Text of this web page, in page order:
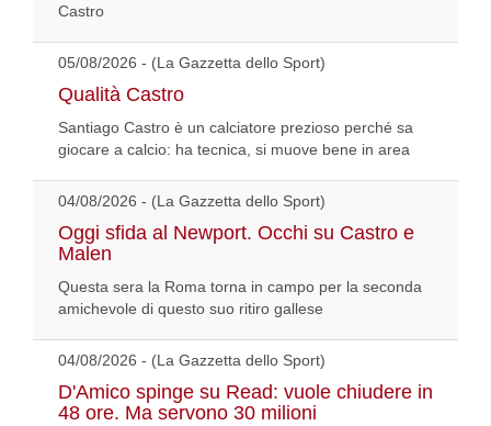
Castro
05/08/2026 - (La Gazzetta dello Sport)
Qualità Castro
Santiago Castro è un calciatore prezioso perché sa
giocare a calcio: ha tecnica, si muove bene in area
04/08/2026 - (La Gazzetta dello Sport)
Oggi sfida al Newport. Occhi su Castro e
Malen
Questa sera la Roma torna in campo per la seconda
amichevole di questo suo ritiro gallese
04/08/2026 - (La Gazzetta dello Sport)
D'Amico spinge su Read: vuole chiudere in
48 ore. Ma servono 30 milioni